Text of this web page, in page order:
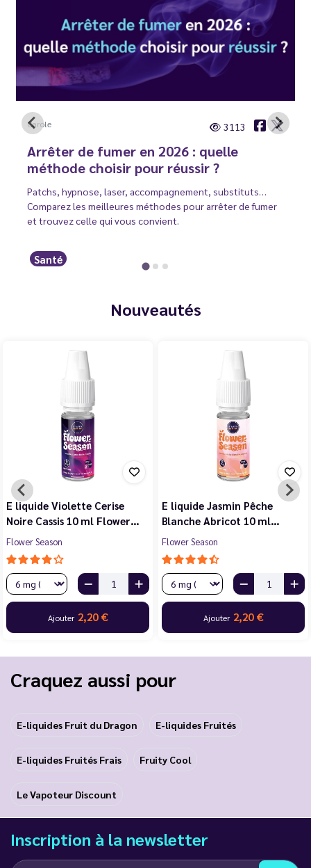
Carole 3113
Arrêter de fumer en 2026 : quelle
méthode choisir pour réussir ?
Patchs, hypnose, laser, accompagnement, substituts…
Comparez les meilleures méthodes pour arrêter de fumer
et trouvez celle qui vous convient.
Santé
Nouveautés
E liquide Violette Cerise
Noire Cassis 10 ml Flower…
Flower Season
Ajouter 2,20 €
E liquide Jasmin Pêche
Blanche Abricot 10 ml…
Flower Season
Ajouter 2,20 €
Craquez aussi pour
E-liquides Fruit du Dragon E-liquides Fruités
E-liquides Fruités Frais Fruity Cool
Le Vapoteur Discount
Inscription à la newsletter